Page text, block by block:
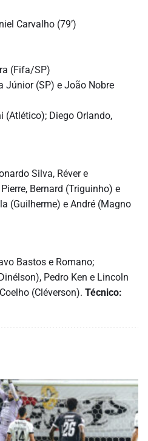
Carvalho (79’)
(Fifa/SP)
Júnior (SP) e João Nobre
(Atlético); Diego Orlando,
Silva, Réver e
Bernard (Triguinho) e
(Guilherme) e André (Magno
Bastos e Romano;
Pedro Ken e Lincoln
(Cléverson). Técnico: